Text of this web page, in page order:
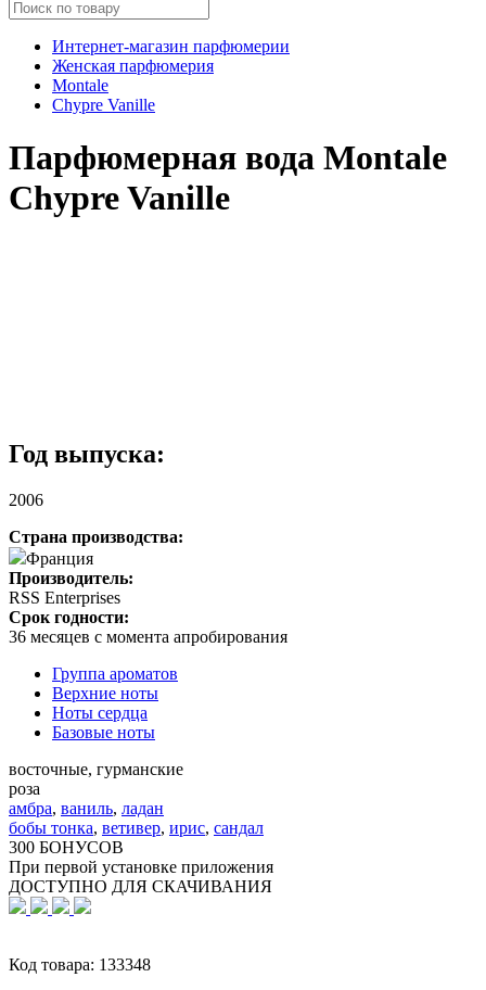
Интернет-магазин парфюмерии
Женская парфюмерия
Montale
Chypre Vanille
Парфюмерная вода Montale
Chypre Vanille
Год выпуска:
2006
Страна производства:
Франция
Производитель:
RSS Enterprises
Срок годности:
36 месяцев с момента апробирования
Группа ароматов
Верхние ноты
Ноты сердца
Базовые ноты
восточные, гурманские
роза
амбра, ваниль, ладан
бобы тонка, ветивер, ирис, сандал
300 БОНУСОВ
При первой установке приложения
ДОСТУПНО ДЛЯ СКАЧИВАНИЯ
Код товара: 133348